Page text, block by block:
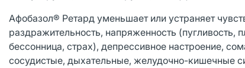
Афобазол® Ретард уменьшает или устраняет
раздражительность, напряженность (пугливость,
бессонница, страх), депрессивное настроение,
сосудистые, дыхательные, желудочно-кишечные